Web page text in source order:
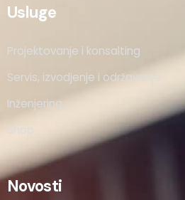
Usluge
Projektovanje i konsalting
Servis, izvodjenje i održavanje
Inženjering
Shop
Novosti